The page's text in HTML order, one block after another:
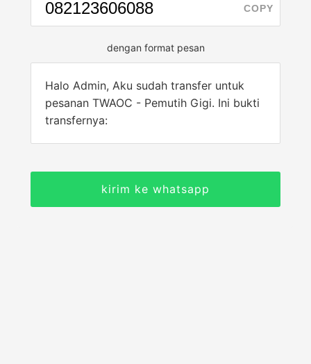
COPY
dengan format pesan
Halo Admin, Aku sudah transfer untuk
pesanan TWAOC - Pemutih Gigi. Ini bukti
transfernya:
kirim ke whatsapp